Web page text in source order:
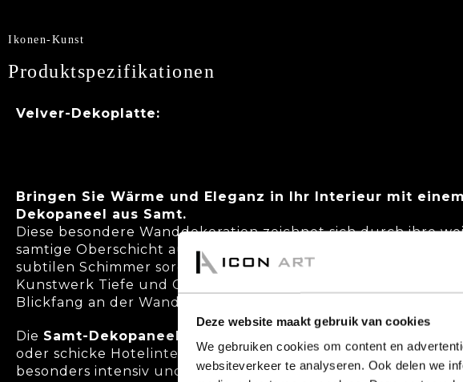
Deze website maakt gebruik van cookies
We gebruiken cookies om content en
websiteverkeer te analyseren. Ook delen we
Ikonen-Kunst
Produktspezifikationen
Velver-Dekoplatte:
Bringen Sie Wärme und Eleganz in Ihr Interieur mit einem
Dekopaneel aus Samt.
Diese besondere Wanddekoration zeichnet sich durch ihre
samtige Oberschicht aus, die für ein luxuriöses Aussehen und
subtilen Schimmer sorgt. Die samtige Oberfläche verleiht dem
Kunstwerk Tiefe und Charakter und macht es zu einem
Blickfang an der Wand.
Die Samt-Dekopaneel
oder schicke Hotelinterieurs. Die Farben kommen auf dem
besonders intensiv und satt zur Geltung und verleihen dem